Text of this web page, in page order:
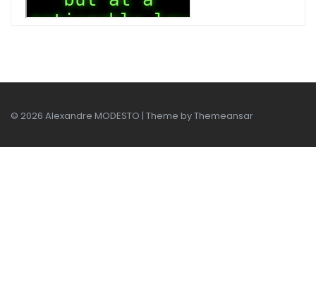
© 2026 Alexandre MODESTO | Theme byThemeansar